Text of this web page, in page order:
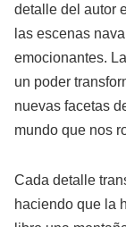
detalle del autor
las escenas
emocionantes.
un poder
nuevas facetas
mundo que nos
Cada detalle
haciendo que la